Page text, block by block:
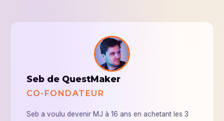
Seb de QuestMaker
CO-FONDATEUR
Seb a voulu devenir MJ à 16 ans en achetant les 3